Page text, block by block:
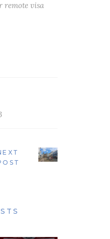
remote visa